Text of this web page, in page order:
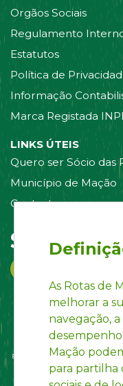
Orgãos Sociais
Regulamento
Estatutos
Política de
Informação
Marca Registada INPI
LINKS ÚTEIS
Quero ser Sócio das
Município de Mação
Contacte-nos
Siga-nos
As Rotas de
melhorar a
navegação,
desempenho
Mação
para partilha